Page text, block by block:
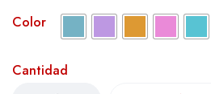
Color
Cantidad